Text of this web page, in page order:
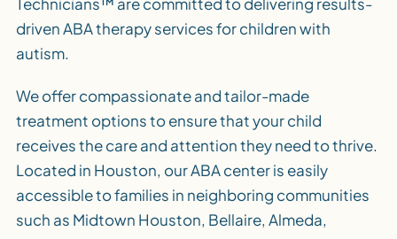
driven ABA therapy services for children with
autism.
We offer compassionate and tailor-made
treatment options to ensure that your child
receives the care and attention they need to thrive.
Located in Houston, our ABA center is easily
accessible to families in neighboring communities
such as Midtown Houston, Bellaire, Almeda,